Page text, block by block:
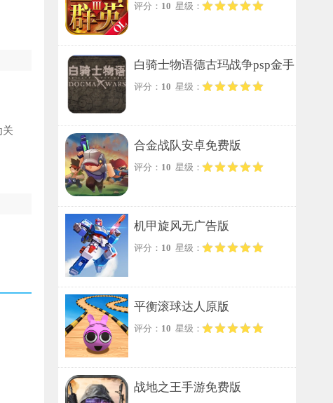
关
评分： 10 星级：
白骑士物语德古玛战争psp金手
指免费原版
评分： 10 星级：
合金战队安卓免费版
评分： 10 星级：
机甲旋风无广告版
评分： 10 星级：
平衡滚球达人原版
评分： 10 星级：
战地之王手游免费版